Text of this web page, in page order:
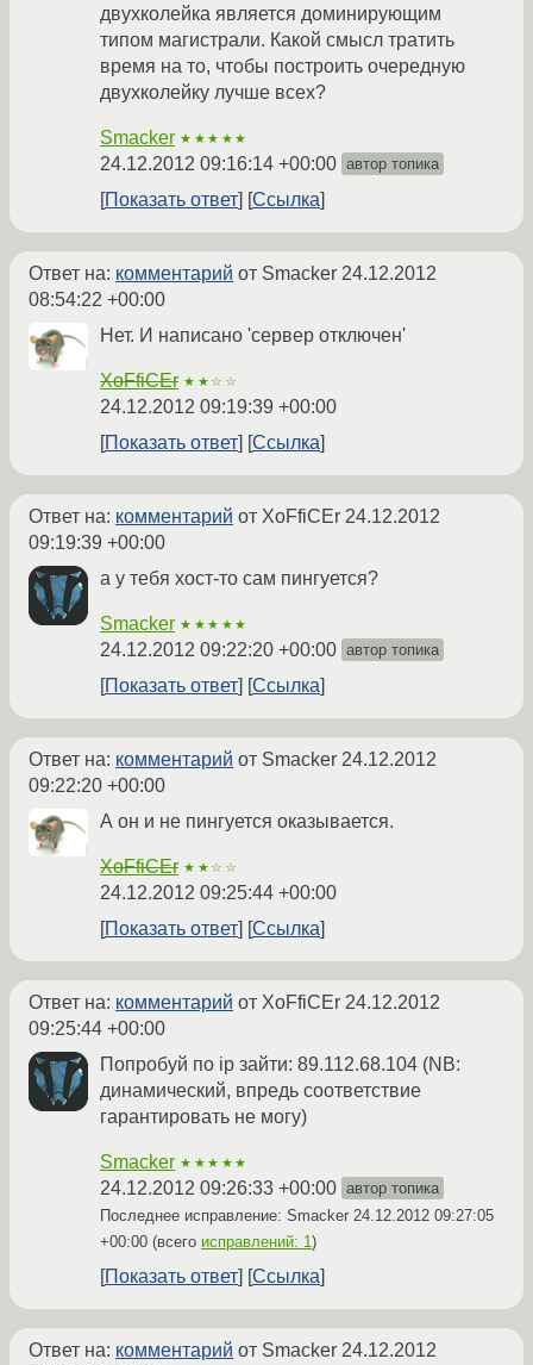
двухколейка является доминирующим
типом магистрали. Какой смысл тратить
время на то, чтобы построить очередную
двухколейку лучше всех?
Smacker ★★★★★
24.12.2012 09:16:14 +00:00 автор топика
Показать ответ Ссылка
Ответ на: комментарий от Smacker 24.12.2012
08:54:22 +00:00
Нет. И написано 'сервер отключен'
XoFfiCEr ★★☆☆
24.12.2012 09:19:39 +00:00
Показать ответ
Ссылка
Ответ на: комментарий от XoFfiCEr 24.12.2012
09:19:39 +00:00
а у тебя хост-то сам пингуется?
Smacker ★★★★★
24.12.2012 09:22:20 +00:00 автор топика
Показать ответ Ссылка
Ответ на: комментарий от Smacker 24.12.2012
09:22:20 +00:00
А он и не пингуется оказывается.
XoFfiCEr ★★☆☆
24.12.2012 09:25:44 +00:00
Показать ответ
Ссылка
Ответ на: комментарий от XoFfiCEr 24.12.2012
09:25:44 +00:00
Попробуй по ip зайти: 89.112.68.104 (NB:
динамический, впредь соответствие
гарантировать не могу)
Smacker ★★★★★
24.12.2012 09:26:33 +00:00 автор топика
Последнее исправление: Smacker 24.12.2012 09:27:05
+00:00 (всего исправлений: 1)
Показать ответ Ссылка
Ответ на: комментарий от Smacker 24.12.2012